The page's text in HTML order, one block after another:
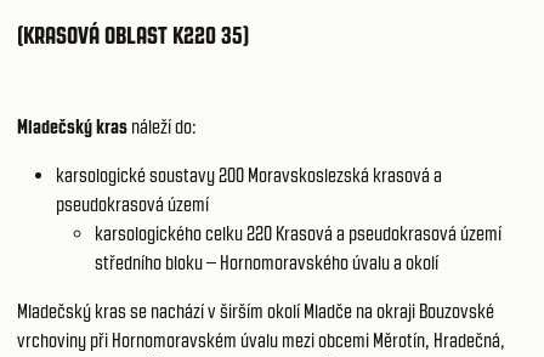
(KRASOVÁ OBLAST K220 35)
Mladečský kras náleží do:
karsologické soustavy 200 Moravskoslezská krasová a
pseudokrasová území
karsologického celku 220 Krasová a pseudokrasová území
středního bloku – Hornomoravského úvalu a okolí
Mladečský kras se nachází v širším okolí Mladče na okraji Bouzovské
vrchoviny při Hornomoravském úvalu mezi obcemi Měrotín, Hradečná,